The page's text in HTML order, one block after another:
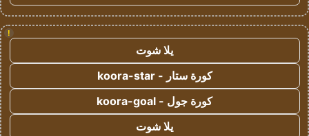
!
يلا شوت
كورة ستار - koora-star
كورة جول - koora-goal
يلا شوت